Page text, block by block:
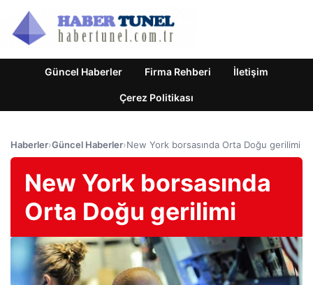
Güncel Haberler Firma Rehberi İletişim
Çerez Politikası
Haberler›Güncel Haberler›New York borsasında Orta Doğu gerilimi
New York borsasında
Orta Doğu gerilimi